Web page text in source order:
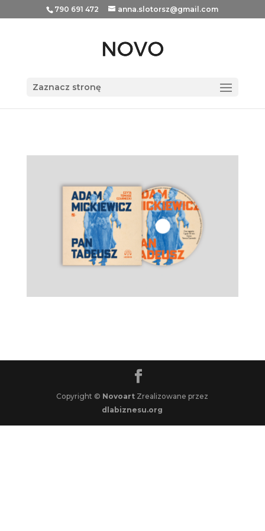
790 691 472 anna.slotorsz@gmail.com
Zaznacz stronę
Copyright © Novoart Zrealizowane przez
dlabiznesu.org